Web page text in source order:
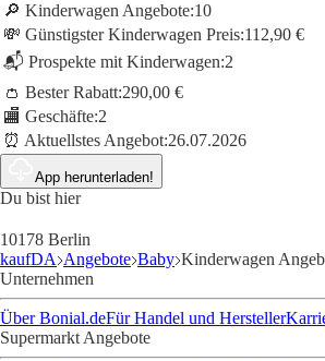
🔎 Kinderwagen Angebote:10
💸 Günstigster Kinderwagen Preis:112,90 €
📬 Prospekte mit Kinderwagen:2
👛 Bester Rabatt:290,00 €
🏬 Geschäfte:2
⏰ Aktuellstes Angebot:26.07.2026
App herunterladen!
Du bist hier
10178 Berlin
kaufDA Angebote Baby Kinderwagen
Unternehmen
Über Bonial.deFür Handel und Hersteller
Supermarkt Angebote